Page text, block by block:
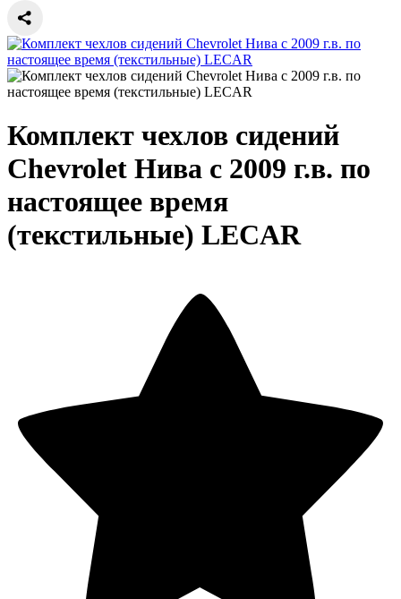
Комплект чехлов сидений
Chevrolet Нива с 2009 г.в. по
настоящее время
(текстильные) LECAR